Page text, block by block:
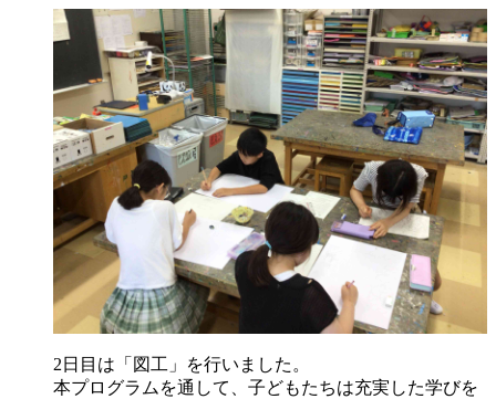
2日目は「図工」を行いました。
本プログラムを通して、子どもたちは充実した学びを